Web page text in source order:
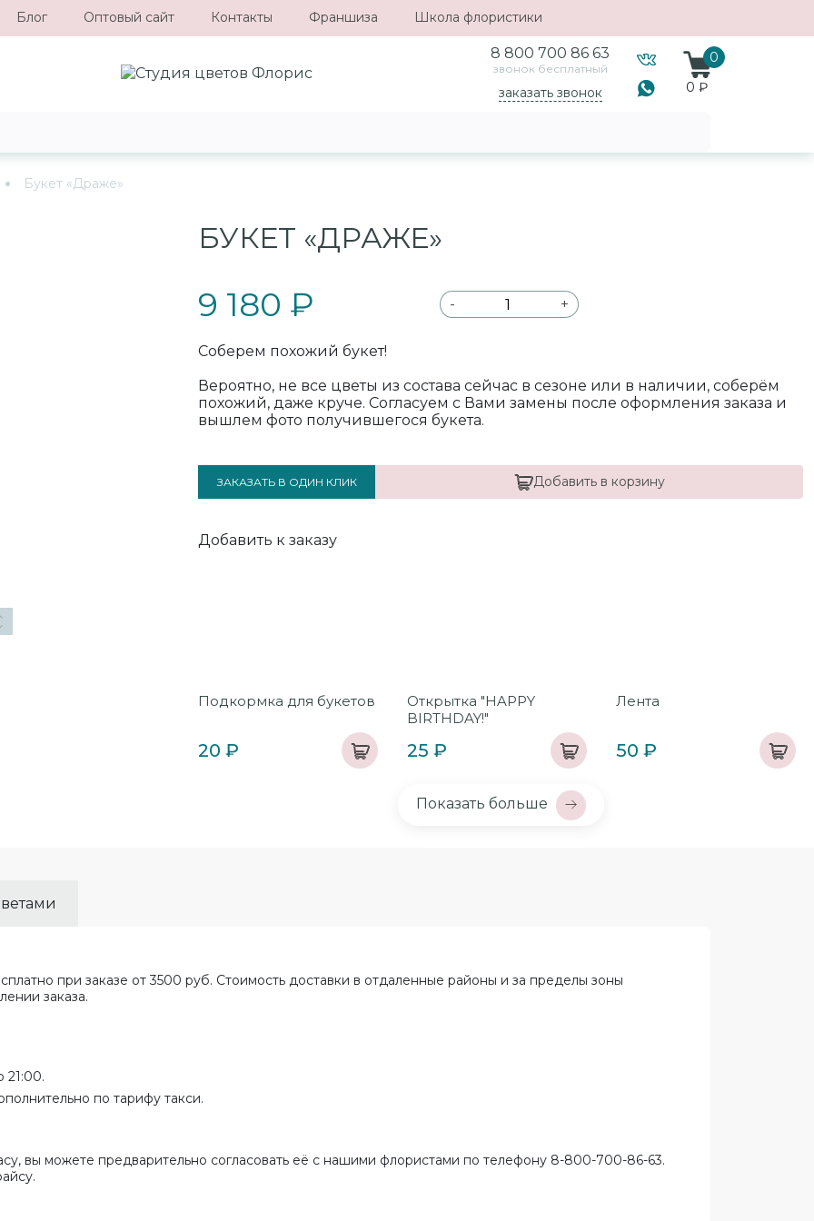
Блог Оптовый сайт Контакты Франшиза Школа флористики
8 800 700 86 63
звонок бесплатный
заказать звонок
0
0 ₽
Букет «Драже»
БУКЕТ «ДРАЖЕ»
9 180 ₽ - +
Соберем похожий букет!
Вероятно, не все цветы из состава сейчас в сезоне или в наличии, соберём
похожий, даже круче. Согласуем с Вами замены после оформления заказа и
вышлем фото получившегося букета.
ЗАКАЗАТЬ В ОДИН КЛИК Добавить в корзину
Добавить к заказу
Подкормка для букетов
20 ₽
Открытка "HAPPY
BIRTHDAY!"
25 ₽
Лента
50 ₽
Показать больше
при заказе от 3500 руб. Стоимость доставки в отдаленные районы и за пределы зоны
заказа.
21:00.
по тарифу такси.
вы можете предварительно согласовать её с нашими флористами по телефону 8-800-700-86-63.